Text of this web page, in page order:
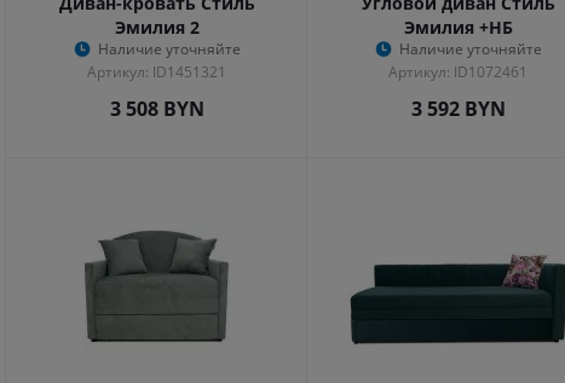
Эмилия 2
Наличие уточняйте
Артикул: ID1451321
3 508BYN
Эмилия +НБ
Наличие уточняйте
Артикул: ID1072461
3 592BYN